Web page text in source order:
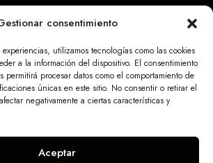
consentimiento
experiencias, utilizamos tecnologías como las cookies
a la información del dispositivo. El consentimiento
permitirá procesar datos como el comportamiento de
únicas en este sitio. No consentir o retirar el
negativamente a ciertas características y
Aceptar
Noticias
Aviso Legal
Politicas Cookies